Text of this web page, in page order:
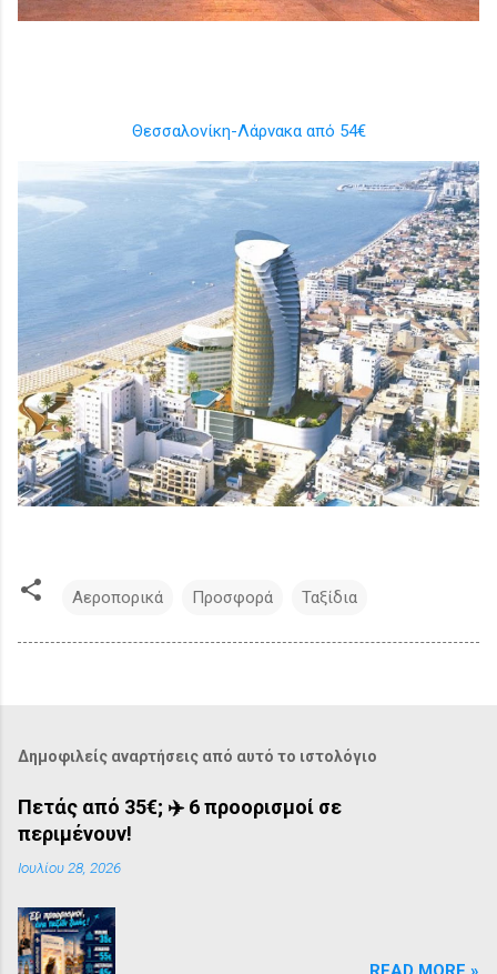
Θεσσαλονίκη-Λάρνακα από 54€
Αεροπορικά Προσφορά Ταξίδια
Δημοφιλείς αναρτήσεις από αυτό το ιστολόγιο
Πετάς από 35€; ✈️ 6 προορισμοί σε
περιμένουν!
Ιουλίου 28, 2026